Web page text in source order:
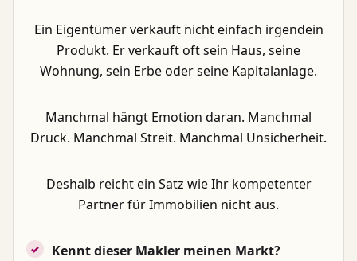
Ein Eigentümer verkauft nicht einfach irgendein
Produkt. Er verkauft oft sein Haus, seine
Wohnung, sein Erbe oder seine Kapitalanlage.
Manchmal hängt Emotion daran. Manchmal
Druck. Manchmal Streit. Manchmal Unsicherheit.
Deshalb reicht ein Satz wie Ihr kompetenter
Partner für Immobilien nicht aus.
Kennt dieser Makler meinen Markt?